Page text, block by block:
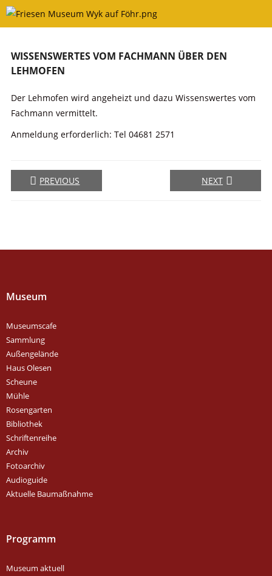
Skip
WISSENSWERTES VOM FACHMANN ÜBER DEN
LEHMOFEN
Der Lehmofen wird angeheizt und dazu Wissenswertes vom
Fachmann vermittelt.
Anmeldung erforderlich: Tel 04681 2571
PREVIOUS NEXT
Museum
Museumscafe
Sammlung
Außengelände
Haus Olesen
Scheune
Mühle
Rosengarten
Bibliothek
Schriftenreihe
Archiv
Fotoarchiv
Audioguide
Aktuelle Baumaßnahme
Programm
Museum aktuell